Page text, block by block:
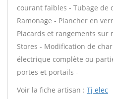
courant faibles - Tubage de
Ramonage - Plancher en
Placards et rangements sur
Stores - Modification de
électrique complète ou
portes et portails -
Voir la fiche artisan : Tj elec